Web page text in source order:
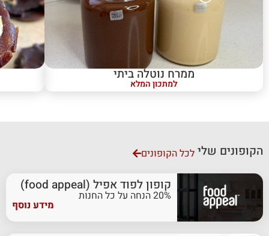
ממרח נוטלה ביתי
למתכון המלא
הקופונים שלי לכל הקופונים
קופון לפוד אפיל (food appeal)
20% הנחה על כל החנות
מידע נוסף